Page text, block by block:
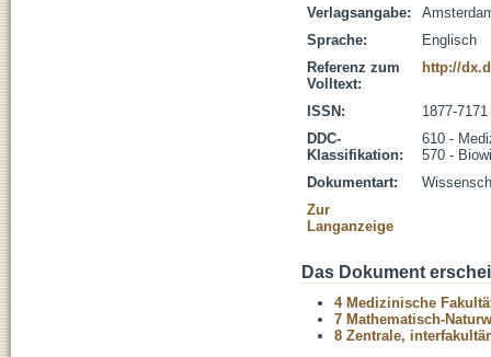
Verlagsangabe:
Sprache:
Englisch
Referenz zum
Volltext:
http://
ISSN:
1877-7171
DDC-
Klassifikation:
610 -
570 -
Dokumentart:
Zur
Langanzeige
Das Dokument
4 Medizinische
7 Mathematisch-
8 Zentrale,